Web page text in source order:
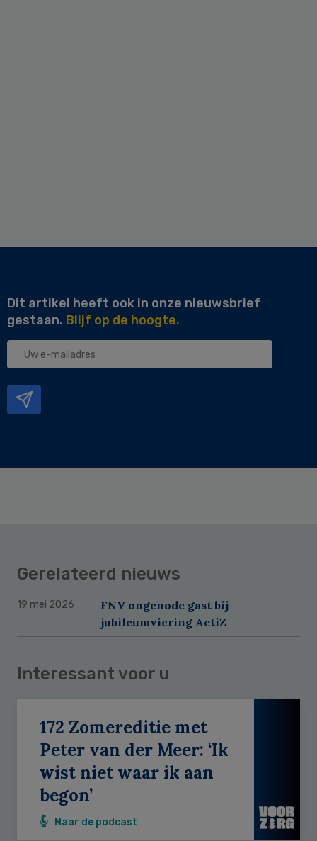
Dit artikel heeft ook in onze nieuwsbrief
gestaan. Blijf op de hoogte.
Uw
Gerelateerd nieuws
19 mei 2026
FNV ongenode gast bij
jubileumviering ActiZ
Interessant voor u
172 Zomereditie met
Peter van der Meer: ‘Ik
wist niet waar ik aan
begon’
Naar de podcast